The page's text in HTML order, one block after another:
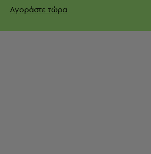
Αγοράστε τώρα